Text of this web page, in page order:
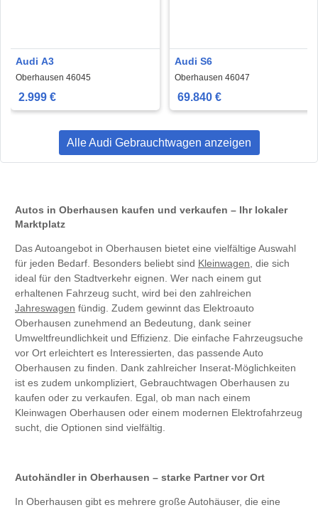
Audi A3
Oberhausen 46045
2.999 €
Audi S6
Oberhausen 46047
69.840 €
Alle Audi Gebrauchtwagen anzeigen
Autos in Oberhausen kaufen und verkaufen – Ihr lokaler
Marktplatz
Das Autoangebot in Oberhausen bietet eine vielfältige Auswahl
für jeden Bedarf. Besonders beliebt sind Kleinwagen, die sich
ideal für den Stadtverkehr eignen. Wer nach einem gut
erhaltenen Fahrzeug sucht, wird bei den zahlreichen
Jahreswagen fündig. Zudem gewinnt das Elektroauto
Oberhausen zunehmend an Bedeutung, dank seiner
Umweltfreundlichkeit und Effizienz. Die einfache Fahrzeugsuche
vor Ort erleichtert es Interessierten, das passende Auto
Oberhausen zu finden. Dank zahlreicher Inserat-Möglichkeiten
ist es zudem unkompliziert, Gebrauchtwagen Oberhausen zu
kaufen oder zu verkaufen. Egal, ob man nach einem
Kleinwagen Oberhausen oder einem modernen Elektrofahrzeug
sucht, die Optionen sind vielfältig.
Autohändler in Oberhausen – starke Partner vor Ort
In Oberhausen gibt es mehrere große Autohäuser, die eine